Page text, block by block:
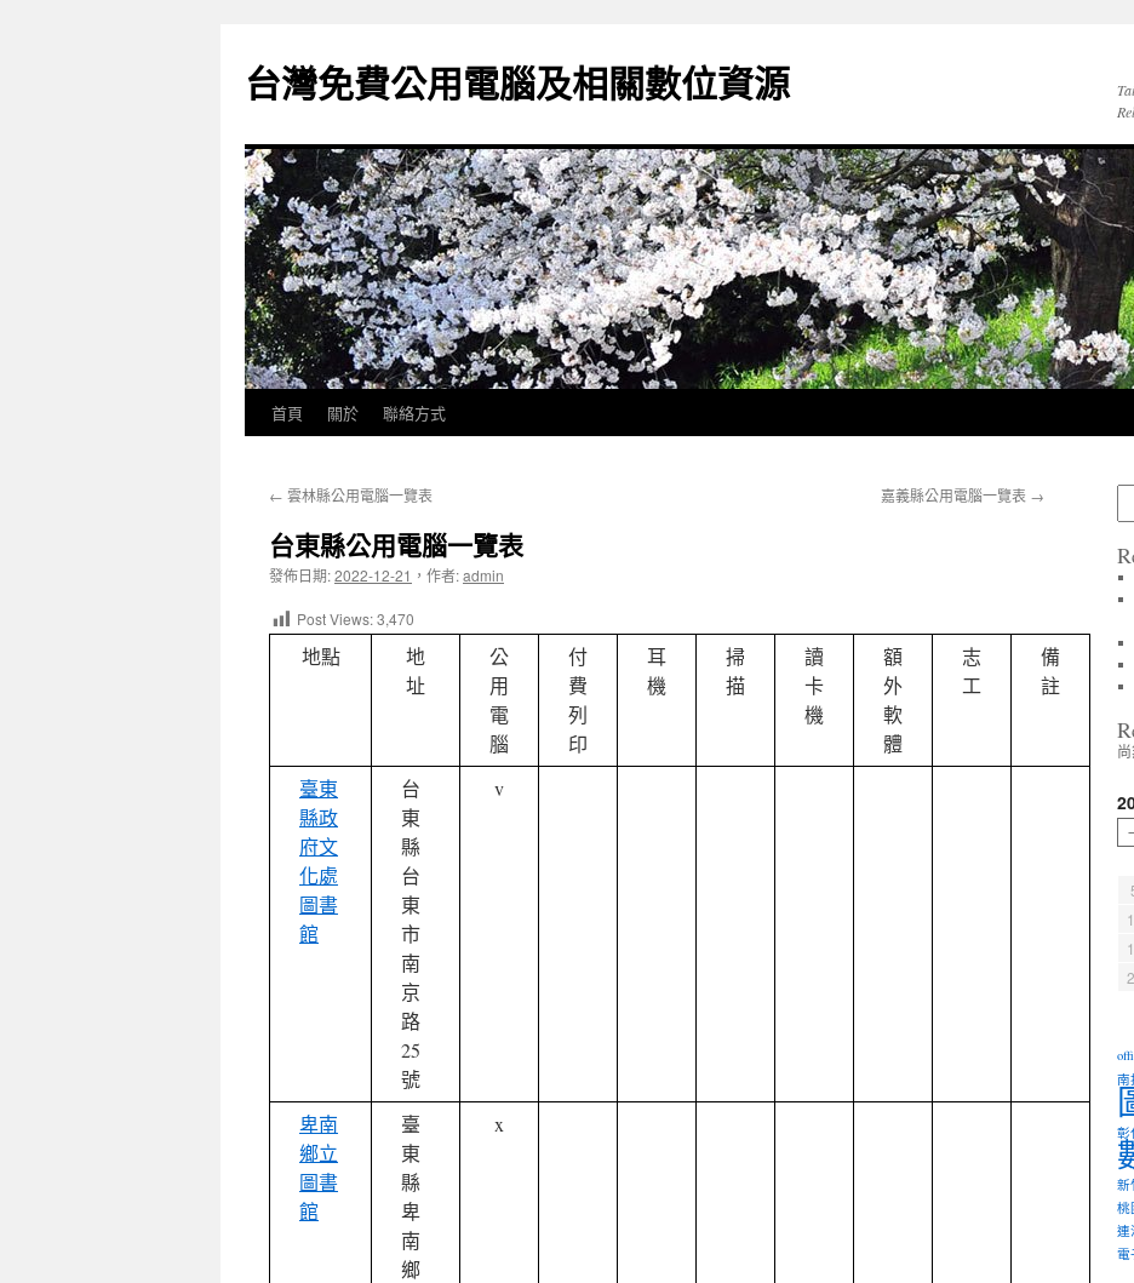
主
要
容
台灣免費公用電腦及相關數位資源
首頁 關於 聯絡方式
← 雲林縣公用電腦一覽表 嘉義縣公用電腦一覽表 →
台東縣公用電腦一覽表
發佈日期:2022-12-21 ， 作者:admin
Post Views:3,470
地點
地
址
公
用
電
腦
付
費
列
印
耳
機
掃
描
讀
卡
機
額
外
軟
體
志
工
備
註
臺東
縣政
府文
化處
圖書
館
台
東
縣
台
東
市
南
京
路
25
號
v
卑南
鄉立
圖書
館
臺
東
縣
卑
南
鄉
x
南
彰
新
桃
連
電